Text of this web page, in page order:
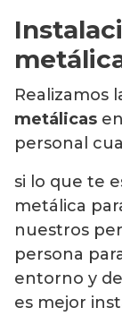
Realizamos
metálicas
personal
si lo que te
metálica
nuestros
persona
entorno y
es mejor